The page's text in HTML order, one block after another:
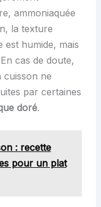
ammoniaquée
la texture
est humide, mais
cas de doute,
cuisson ne
par certaines
doré.
: recette
pour un plat